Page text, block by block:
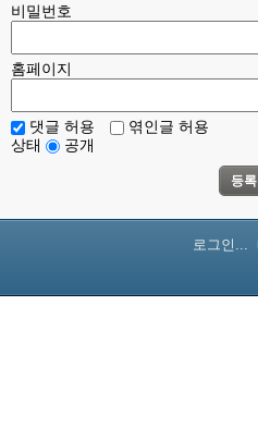
비밀번호
홈페이지
댓글 허용
엮인글 허용
상태
공개
등록
로그인...